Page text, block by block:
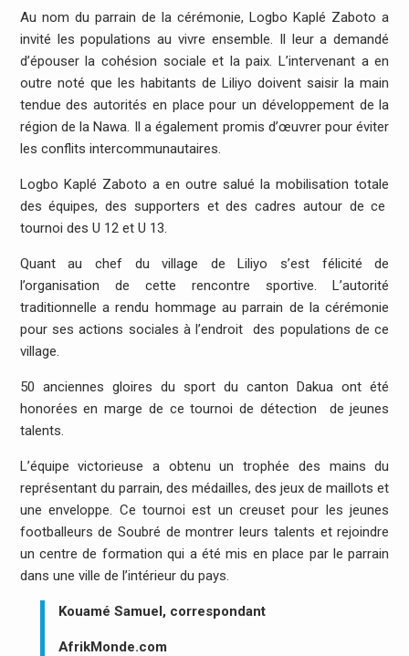
Au nom du parrain de la cérémonie, Logbo Kaplé Zaboto a
invité les populations au vivre ensemble. Il leur a demandé
d’épouser la cohésion sociale et la paix. L’intervenant a en
outre noté que les habitants de Liliyo doivent saisir la main
tendue des autorités en place pour un développement de la
région de la Nawa. Il a également promis d’œuvrer pour éviter
les conflits intercommunautaires.
Logbo Kaplé Zaboto a en outre salué la mobilisation totale
des équipes, des supporters et des cadres autour de ce
tournoi des U 12 et U 13.
Quant au chef du village de Liliyo s’est félicité de
l’organisation de cette rencontre sportive. L’autorité
traditionnelle a rendu hommage au parrain de la cérémonie
pour ses actions sociales à l’endroit des populations de ce
village.
50 anciennes gloires du sport du canton Dakua ont été
honorées en marge de ce tournoi de détection de jeunes
talents.
L’équipe victorieuse a obtenu un trophée des mains du
représentant du parrain, des médailles, des jeux de maillots et
une enveloppe. Ce tournoi est un creuset pour les jeunes
footballeurs de Soubré de montrer leurs talents et rejoindre
un centre de formation qui a été mis en place par le parrain
dans une ville de l’intérieur du pays.
Kouamé Samuel, correspondant
AfrikMonde.com